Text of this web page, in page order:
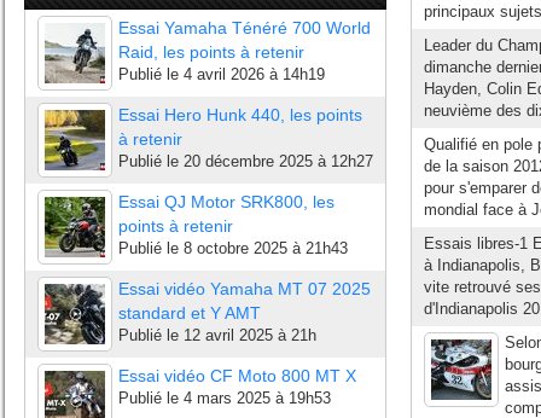
Essai Yamaha Ténéré 700 World
Raid, les points à retenir
Publié le 4 avril 2026 à 14h19
Essai Hero Hunk 440, les points
à retenir
Publié le 20 décembre 2025 à 12h27
Essai QJ Motor SRK800, les
points à retenir
Publié le 8 octobre 2025 à 21h43
Essai vidéo Yamaha MT 07 2025
standard et Y AMT
Publié le 12 avril 2025 à 21h
Essai vidéo CF Moto 800 MT X
Publié le 4 mars 2025 à 19h53
principaux
Leader du
dimanche
Hayden, Colin
neuvième des
Qualifié en pole
de la saison
pour s'emparer
mondial face à
Essais libres-1
à Indianapolis,
vite retrouvé
d'Indianapolis